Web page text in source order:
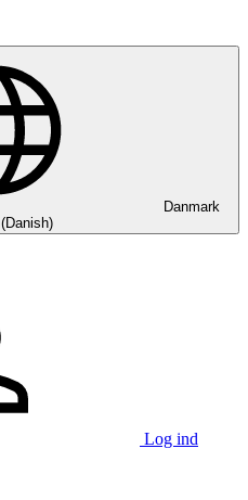
Danmark
(Danish)
Log ind